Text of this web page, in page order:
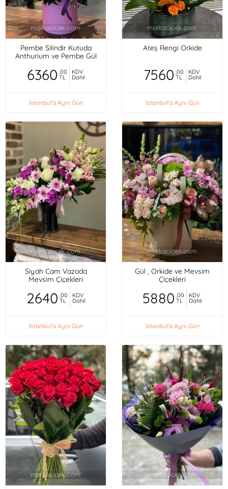
Pembe Silindir Kutuda
Anthurium ve Pembe Gül
6360 ,00
TL
KDV
Dahil
İstanbul'a Aynı Gün
Ateş Rengi Orkide
7560 ,00
TL
KDV
Dahil
İstanbul'a Aynı Gün
Siyah Cam Vazoda
Mevsim Çiçekleri
2640 ,00
TL
KDV
Dahil
İstanbul'a Aynı Gün
Gül , Orkide ve Mevsim
Çiçekleri
5880 ,00
TL
KDV
Dahil
İstanbul'a Aynı Gün